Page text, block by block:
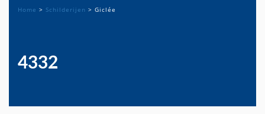
Home > Schilderijen > Giclée
4332